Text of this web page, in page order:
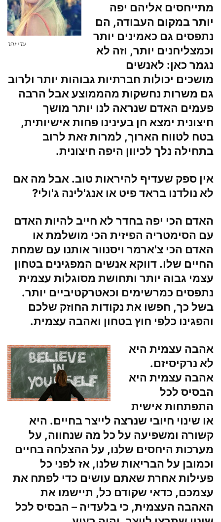
עדי זהר
מתייחסים אליהם יפה
יותר במקום העבודה, הם
נתפסים גם כאמינים יותר
וכמצליחנים יותר, וזה לא
נגמר כאן: לאנשים
מושכים יכולות חברתיות גבוהות יותר ולרוב
גם משרות נחשקות מהממוצע אבל הרבה
פעמים האדם שנראה לנו יותר מושך
חיצונית ימצא חן בעינינו פחות אישיותית,
בטח לטווח הארוך, למרות זאת לרוב
בתחילה נלך לכיוון היפה חיצונית.
אין ספק שעדיף להיראות טוב. אבל מה אם
לא נולדנו בראד פיט או אנג'לינה ג'ולי?
האדם הכי יפה בחדר לא חייב להיות האדם
עם הסימטריה הפיזית הכי מושלמת או
האדם הכי צ'ארמר ויסנוור אותנו עם שמחת
החיים שלו. דווקא אנשים המפגינים בטחון
עצמי גבוה יותר ותחושת מסוגלות עצמית
נתפסים כמרשימים וכאטרקטיביים יותר.
בשל כך, חפשו את נקודות החוזק שלכם
והפגינו כלפי חוץ בטחון ואהבה עצמית.
אהבה עצמית היא
לא נרקיסיזם.
אהבה עצמית היא
הבסיס לכל
התפתחות אישית
או שינוי חיובי שנרצה לייצר בחיים. היא
קשורה ומשפיעה על כל מה שנחווה, על
מערכות היחסים שלנו, על ההצלחה בחיים
וכמובן על הבריאות שלנו, אז לפני כל
פעילות אחרת שאתם עושים כדי לפתח את
עצמכם, כדאי שקודם כל, תיישמו את
האהבה העצמית, כי בלעדיה – הבסיס לכל